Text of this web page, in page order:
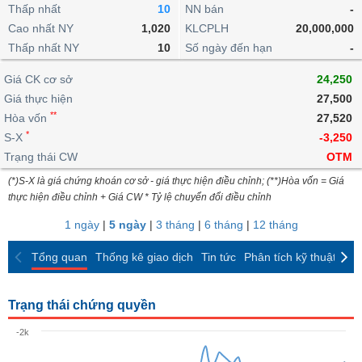
lỗ
dịch
nội
Niên
giám
Tài
liệu
cổ
Định
giá
ngoài
doanh
Top
cổ
phiếu
ngành
giao
dịch
dịch
Chứng
quyền
quan
Thống
giao
dịch
Thống
giao
dịch
Tin
tức
Phân
tích
kỹ
thuật
trực
tuyến
Bộ
lọc
cổ
So
sánh
Báo
cáo
Vĩ
mô
lai
Chứng
quyền
Trái
phiếu
IR
Awards
tạo
Dịch
vụ
Thấp nhất
10
Cao nhất NY
1,020
Thấp nhất NY
10
NN bán
-
KLCPLH
20,000,000
Số ngày đến hạn
-
Giá CK cơ sở
24,250
Giá thực hiện
27,500
Hòa vốn **
27,520
S-X *
-3,250
Trạng thái CW
OTM
(*)S-X là giá chứng khoán cơ sở - giá thực hiện điều chỉnh; (**)Hòa vốn = Giá
thực hiện điều chỉnh + Giá CW * Tỷ lệ chuyển đổi điều chỉnh
1 ngày| 5 ngày| 3 tháng | 6 tháng | 12 tháng
Tổng quan Thống kê giao dịch Tin tức Phân tích kỹ thuật
Trạng thái chứng quyền
-2k
BẤT
ĐỘNG
SẢN
TÀI
CHÍNH
HÀNG
KINH